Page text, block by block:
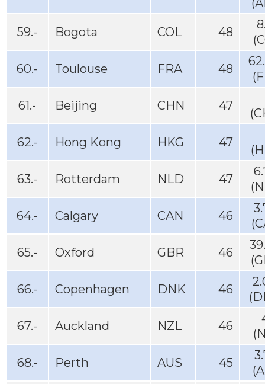
59.- Bogota COL 48
60.- Toulouse FRA 48
61.- Beijing CHN 47
62.- Hong Kong HKG 47
63.- Rotterdam NLD 47
64.- Calgary CAN 46
65.- Oxford GBR 46
66.- Copenhagen DNK 46
67.- Auckland NZL 46
68.- Perth AUS 45